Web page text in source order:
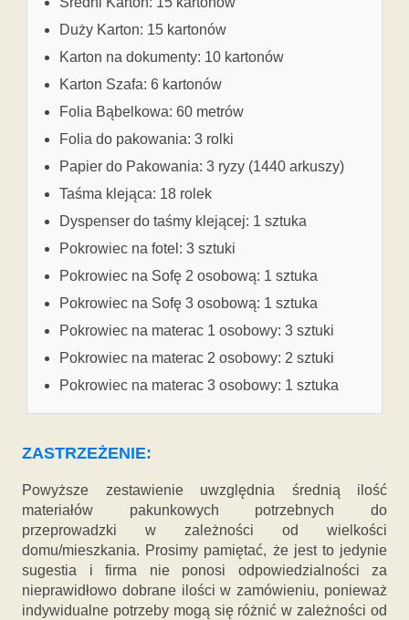
Duży Karton: 15 kartonów
Karton na dokumenty: 10 kartonów
Karton Szafa: 6 kartonów
Folia Bąbelkowa: 60 metrów
Folia do pakowania: 3 rolki
Papier do Pakowania: 3 ryzy (1440 arkuszy)
Taśma klejąca: 18 rolek
Dyspenser do taśmy klejącej: 1 sztuka
Pokrowiec na fotel: 3 sztuki
Pokrowiec na Sofę 2 osobową: 1 sztuka
Pokrowiec na Sofę 3 osobową: 1 sztuka
Pokrowiec na materac 1 osobowy: 3 sztuki
Pokrowiec na materac 2 osobowy: 2 sztuki
Pokrowiec na materac 3 osobowy: 1 sztuka
ZASTRZEŻENIE:
Powyższe zestawienie uwzględnia średnią ilość
materiałów pakunkowych potrzebnych do
przeprowadzki w zależności od wielkości
domu/mieszkania. Prosimy pamiętać, że jest to jedynie
sugestia i firma nie ponosi odpowiedzialności za
nieprawidłowo dobrane ilości w zamówieniu, ponieważ
indywidualne potrzeby mogą się różnić w zależności od